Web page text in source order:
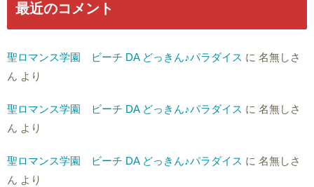
最近のコメント
聖ロマンス学園 ビーチ DA どっきん♪パラダイス に 名無しさ
ん より
聖ロマンス学園 ビーチ DA どっきん♪パラダイス に 名無しさ
ん より
聖ロマンス学園 ビーチ DA どっきん♪パラダイス に 名無しさ
ん より